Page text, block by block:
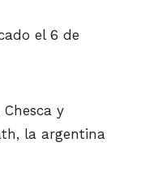
el 6 de
y
la argentina